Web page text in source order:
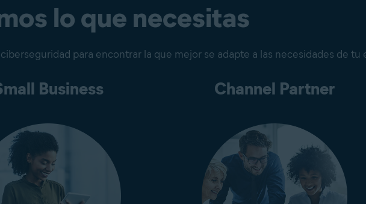
lo que necesitas
para encontrar la que mejor se adapte a las necesidades de tu
Business Channel Partner